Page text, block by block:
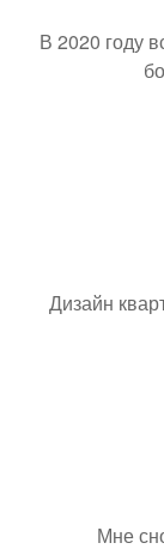
В 2020 году
Дизайн
Мне